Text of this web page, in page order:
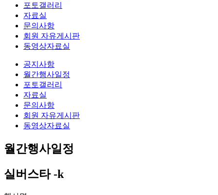
포토갤러리
자료실
문의사항
회원 자유게시판
동영상자료실
공지사항
월간행사일정
포토갤러리
자료실
문의사항
회원 자유게시판
동영상자료실
월간행사일정
실버스타 -k